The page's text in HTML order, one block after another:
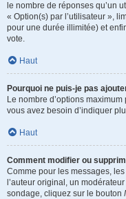
le nombre de réponses qu’un
« Option(s) par l’utilisateur »,
pour une durée illimitée) et
vote.
Haut
Pourquoi ne puis-je pas
Le nombre d’options
vous avez besoin d’indiquer
Haut
Comment modifier ou
Comme pour les messages,
l’auteur original, un
sondage, cliquez sur le bouton